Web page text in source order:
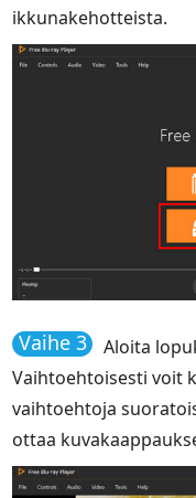
ikkunakehotteista.
Vaihe 3
Aloita
Vaihtoehtoisesti voit
vaihtoehtoja
ottaa